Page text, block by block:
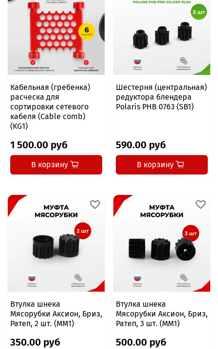
Кабельная (гребенка)
расческа для
сортировки сетевого
кабеля (Сable comb)
(KG1)
1 500.00 руб
В корзину
Шестерня (центральная)
редуктора блендера
Polaris PHB 0763 (SB1)
590.00 руб
В корзину
Втулка шнека
Мясорубки Аксион, Бриз,
Ратеп, 2 шт. (MM1)
350.00 руб
Втулка шнека
Мясорубки Аксион, Бриз,
Ратеп, 3 шт. (MM1)
500.00 руб